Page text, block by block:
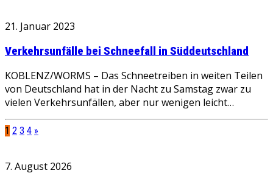
21. Januar 2023
Verkehrsunfälle bei Schneefall in Süddeutschland
KOBLENZ/WORMS – Das Schneetreiben in weiten Teilen
von Deutschland hat in der Nacht zu Samstag zwar zu
vielen Verkehrsunfällen, aber nur wenigen leicht…
1 2 3 4 »
7. August 2026